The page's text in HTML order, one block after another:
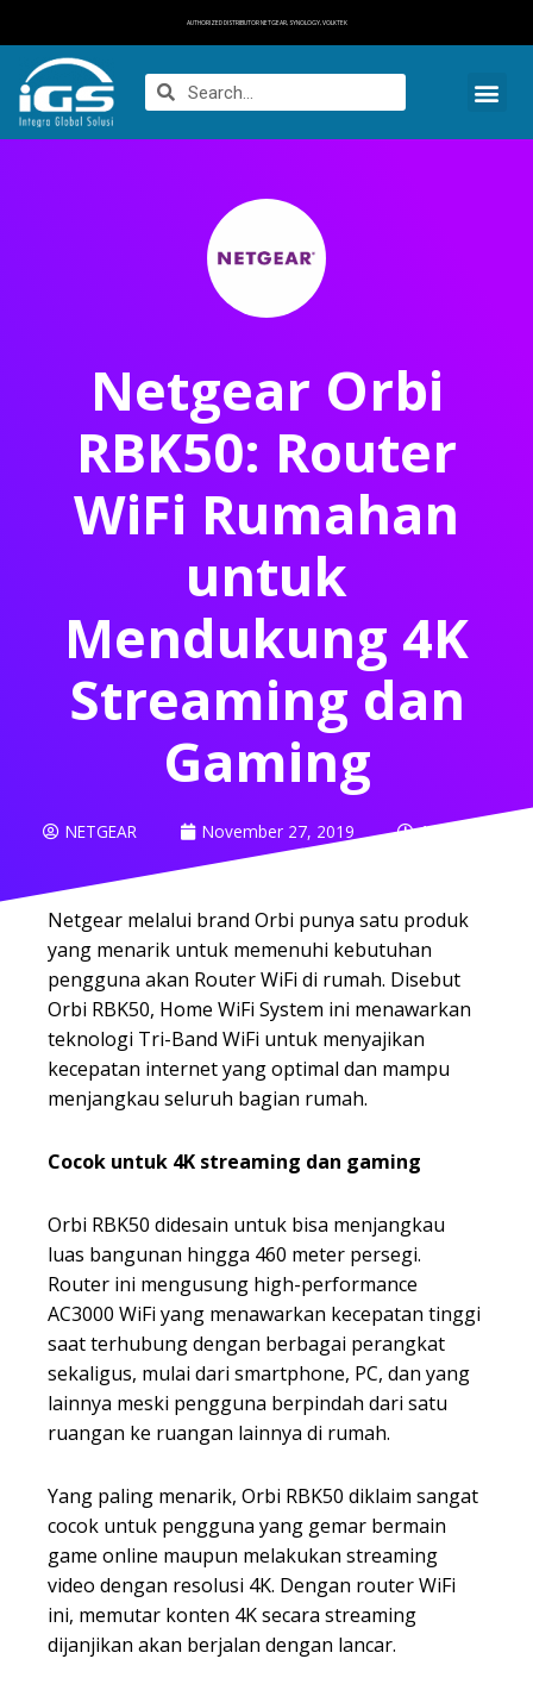
AUTHORIZED DISTRIBUTOR NETGEAR, SYNOLOGY, VOLKTEK
Netgear Orbi
RBK50: Router
WiFi Rumahan
untuk
Mendukung 4K
Streaming dan
Gaming
NETGEAR November 27, 2019 11:44 pm
Netgear melalui brand Orbi punya satu produk
yang menarik untuk memenuhi kebutuhan
pengguna akan Router WiFi di rumah. Disebut
Orbi RBK50, Home WiFi System ini menawarkan
teknologi Tri-Band WiFi untuk menyajikan
kecepatan internet yang optimal dan mampu
menjangkau seluruh bagian rumah.
Cocok untuk 4K streaming dan gaming
Orbi RBK50 didesain untuk bisa menjangkau
luas bangunan hingga 460 meter persegi.
Router ini mengusung high-performance
AC3000 WiFi yang menawarkan kecepatan tinggi
saat terhubung dengan berbagai perangkat
sekaligus, mulai dari smartphone, PC, dan yang
lainnya meski pengguna berpindah dari satu
ruangan ke ruangan lainnya di rumah.
Yang paling menarik, Orbi RBK50 diklaim sangat
cocok untuk pengguna yang gemar bermain
game online maupun melakukan streaming
video dengan resolusi 4K. Dengan router WiFi
ini, memutar konten 4K secara streaming
dijanjikan akan berjalan dengan lancar.